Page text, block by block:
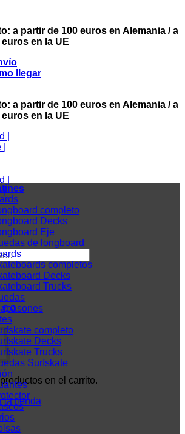
a partir de 100 euros en Alemania / a
en la UE
llegar
a partir de 100 euros en Alemania / a
en la UE
€ 0
en el carrito.
la tienda
completo
Decks
Eje
de longboard
completos
Decks
Trucks
completo
Decks
Trucks
Surfskate